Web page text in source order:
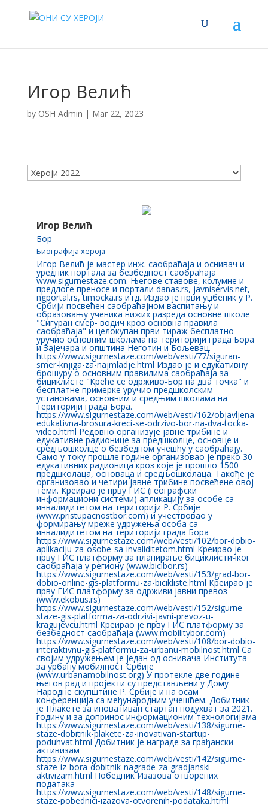
Игор Велић
by OSH Admin | Mar 22, 2023
Игор Велић
Бор
Биографија хероја
Игор Велић је мастер инж. саобраћаја и оснивач и
уредник портала за безбедност саобраћаја
www.sigurnestaze.com. Његове ставове, колумне и
предлоге преносе и портали danas.rs, javniservis.net,
ngportal.rs, timocka.rs итд. Издао је први уџбеник у Р.
Србији посвећен саобраћајном васпитању и
образовању ученика нижих разреда основне школе
"Сигуран смер- водич кроз основна правила
саобраћаја" и целокупан први тираж бесплатно
уручио основним школама на територији града Бора
и Зајечара и општина Неготин и Бољевац.
https://www.sigurnestaze.com/web/vesti/77/siguran-
smer-knjiga-za-najmladje.html Издао је и едукативну
брошуру о основним правилима саобраћаја за
бициклисте "Креће се одрживо-Бор на два точка" и
бесплатне примерке уручио предшколским
установама, основним и средњим школама на
територији града Бора.
https://www.sigurnestaze.com/web/vesti/162/objavljena-
edukativna-brosura-kreci-se-odrzivo-bor-na-dva-tocka-
video.html Редовно организује јавне трибине и
едукативне радионице за предшколце, основце и
средњошколце о безбедном учешћу у саобраћају.
Само у току прошле године организовао је преко 30
едукативних радионица кроз које је прошло 1500
предшколаца, основаца и средњошколаца. Такође је
организовао и четири јавне трибине посвећене овој
теми. Креирао је прву ГИС (географски
информациони системи) апликацију за особе са
инвалидитетом на територији Р. Србије
(www.pristupacnostbor.com) и учествовао у
формирању мреже удружења особа са
инвалидитетом на територији града Бора
https://www.sigurnestaze.com/web/vesti/102/bor-dobio-
aplikaciju-za-osobe-sa-invaliditetom.html Креирао је
прву ГИС платформу за планирање бициклистичког
саобраћаја у региону (www.bicibor.rs)
https://www.sigurnestaze.com/web/vesti/153/grad-bor-
dobio-online-gis-platformu-za-bicikliste.html Креирао је
прву ГИС платформу за одрживи јавни превоз
(www.ekobus.rs)
https://www.sigurnestaze.com/web/vesti/152/sigurne-
staze-gis-platforma-za-odrzivi-javni-prevoz-u-
kragujevcu.html Креирао је прву ГИС платформу за
безбедност саобраћаја (www.mobilitybor.com)
https://www.sigurnestaze.com/web/vesti/108/bor-dobio-
interaktivnu-gis-platformu-za-urbanu-mobilnost.html Са
својим удружењем је један од оснивача Института
за урбану мобилност Србије
(www.urbanamobilnost.org) У протекле две године
његов рад и пројекти су представљени у Дому
Народне скупштине Р. Србије и на осам
конференција са међународним учешћем. Добитник
је Плакете за иновативан стартап подухват за 2021.
годину и за допринос информационим технологијама
https://www.sigurnestaze.com/web/vesti/138/sigurne-
staze-dobitnik-plakete-za-inovativan-startup-
poduhvat.html Добитник је награде за грађански
активизам
https://www.sigurnestaze.com/web/vesti/142/sigurne-
staze-iz-bora-dobitnik-nagrade-za-gradjanski-
aktivizam.html Победник Изазова отворених
података
https://www.sigurnestaze.com/web/vesti/148/sigurne-
staze-pobednici-izazova-otvorenih-podataka.html